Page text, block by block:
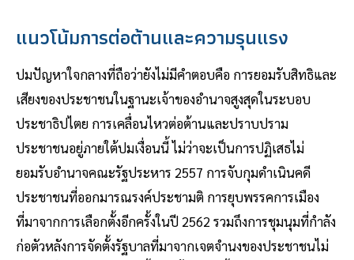
แนวโน้มการต่อต้านและความรุนแรง
ปมปัญหาใจกลางที่ถือว่ายังไม่มีคำตอบคือ การยอมรับสิทธิและ
เสียงของประชาชนในฐานะเจ้าของอำนาจสูงสุดในระบอบ
ประชาธิปไตย การเคลื่อนไหวต่อต้านและปราบปราม
ประชาชนอยู่ภายใต้ปมเงื่อนนี้ ไม่ว่าจะเป็นการปฏิเสธไม่
ยอมรับอำนาจคณะรัฐประหาร 2557 การจับกุมดำเนินคดี
ประชาชนที่ออกมารณรงค์ประชามติ การยุบพรรคการเมือง
ที่มาจากการเลือกตั้งอีกครั้งในปี 2562 รวมถึงการชุมนุมที่กำลัง
ก่อตัวหลังการจัดตั้งรัฐบาลที่มาจากเจตจำนงของประชาชนไม่